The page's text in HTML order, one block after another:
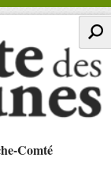
Comté